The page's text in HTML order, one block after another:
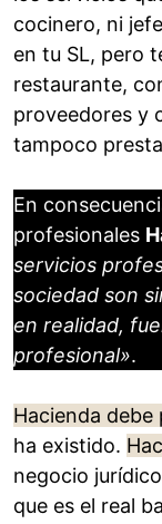
cocinero, ni
en tu SL, pero
restaurante,
proveedores y
tampoco
En
profesionales
servicios
sociedad son
en realidad,
profesional».
Hacienda debe
ha existido.
negocio
que es el real